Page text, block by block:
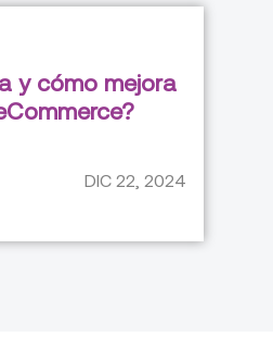
y cómo mejora
DIC 22, 2024